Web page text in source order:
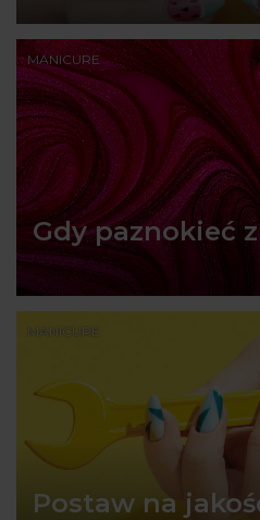
MANICURE
Gdy paznokieć
MANICURE
Postaw na